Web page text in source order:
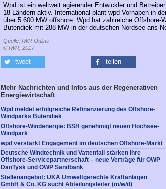
Wpd ist ein weltweit agierender Entwickler und
18 Ländern aktiv. International plant wpd Vorhaben in
über 5.600 MW offshore. Wpd hat zahlreiche
Butendiek mit 288 MW in der deutschen Nordsee ans
Quelle: IWR Online
© IWR, 2017
tweet teilen
Mehr Nachrichten und Infos aus der Regenerativen
Energiewirtschaft
Wpd meldet erfolgreiche Refinanzierung des Offshore-
Windparks Butendiek
Offshore-Windenergie: BSH genehmigt neuen Hochsee-
Windpark
wpd verstärkt Engagement im deutschen Offshore-Markt
Deutsche Windtechnik und Vattenfall stärken ihre
Offshore-Servicepartnerschaft – neue Verträge für OWP
DanTysk und OWP Sandbank
Stellenangebot: UKA Umweltgerechte Kraftanlagen
GmbH & Co. KG sucht Abteilungsleiter (m/w/d)